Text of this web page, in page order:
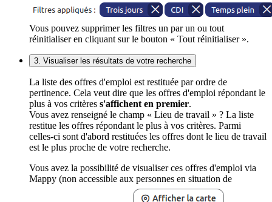
Vous pouvez supprimer les filtres un par un ou tout
réinitialiser en cliquant sur le bouton « Tout réinitialiser ».
3. Visualiser les résultats de votre recherche
La liste des offres d'emploi est restituée par ordre de
pertinence. Cela veut dire que les offres d'emploi répondant le
plus à vos critères s'affichent en premier.
Vous avez renseigné le champ « Lieu de travail » ? La liste
restitue les offres répondant le plus à vos critères. Parmi
celles-ci sont d'abord restituées les offres dont le lieu de travail
est le plus proche de votre recherche.
Vous avez la possibilité de visualiser ces offres d'emploi via
Mappy (non accessible aux personnes en situation de